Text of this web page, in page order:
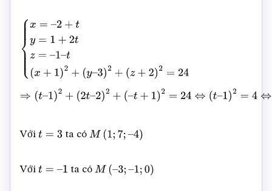
x =– + ty= + 2tz =–1 t x+ 1 2+(y )2+
+ +1 = ( t– 2 t =
Với t =3 ta có M( 1;7; – 4
Với t =– ta cóM( – ;– 0)